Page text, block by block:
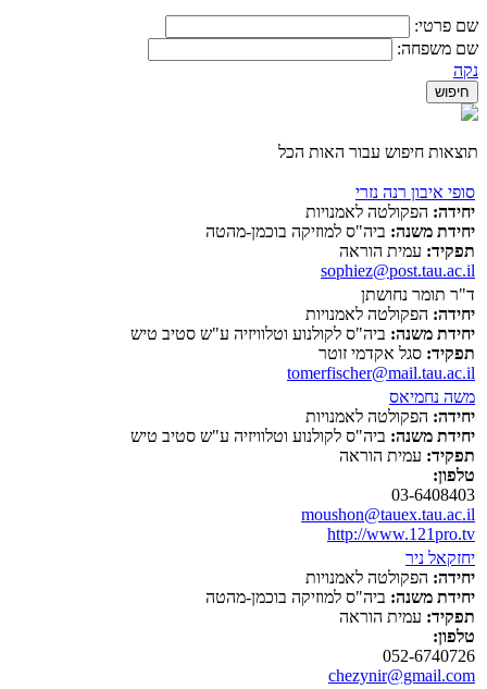
שם פרטי:
שם משפחה:
נקה
תוצאות חיפוש עבור האות הכל
סופי איבון רנה נזרי
יחידה: הפקולטה לאמנויות
יחידת משנה: ביה"ס למוזיקה בוכמן-מהטה
תפקיד: עמית הוראה
sophiez@post.tau.ac.il
ד"ר תומר נחושתן
יחידה: הפקולטה לאמנויות
יחידת משנה: ביה"ס לקולנוע וטלוויזיה ע"ש סטיב טיש
תפקיד: סגל אקדמי זוטר
tomerfischer@mail.tau.ac.il
משה נחמיאס
יחידה: הפקולטה לאמנויות
יחידת משנה: ביה"ס לקולנוע וטלוויזיה ע"ש סטיב טיש
תפקיד: עמית הוראה
טלפון:
03-6408403
moushon@tauex.tau.ac.il
http://www.121pro.tv
יחזקאל ניר
יחידה: הפקולטה לאמנויות
יחידת משנה: ביה"ס למוזיקה בוכמן-מהטה
תפקיד: עמית הוראה
טלפון:
052-6740726
chezynir@gmail.com